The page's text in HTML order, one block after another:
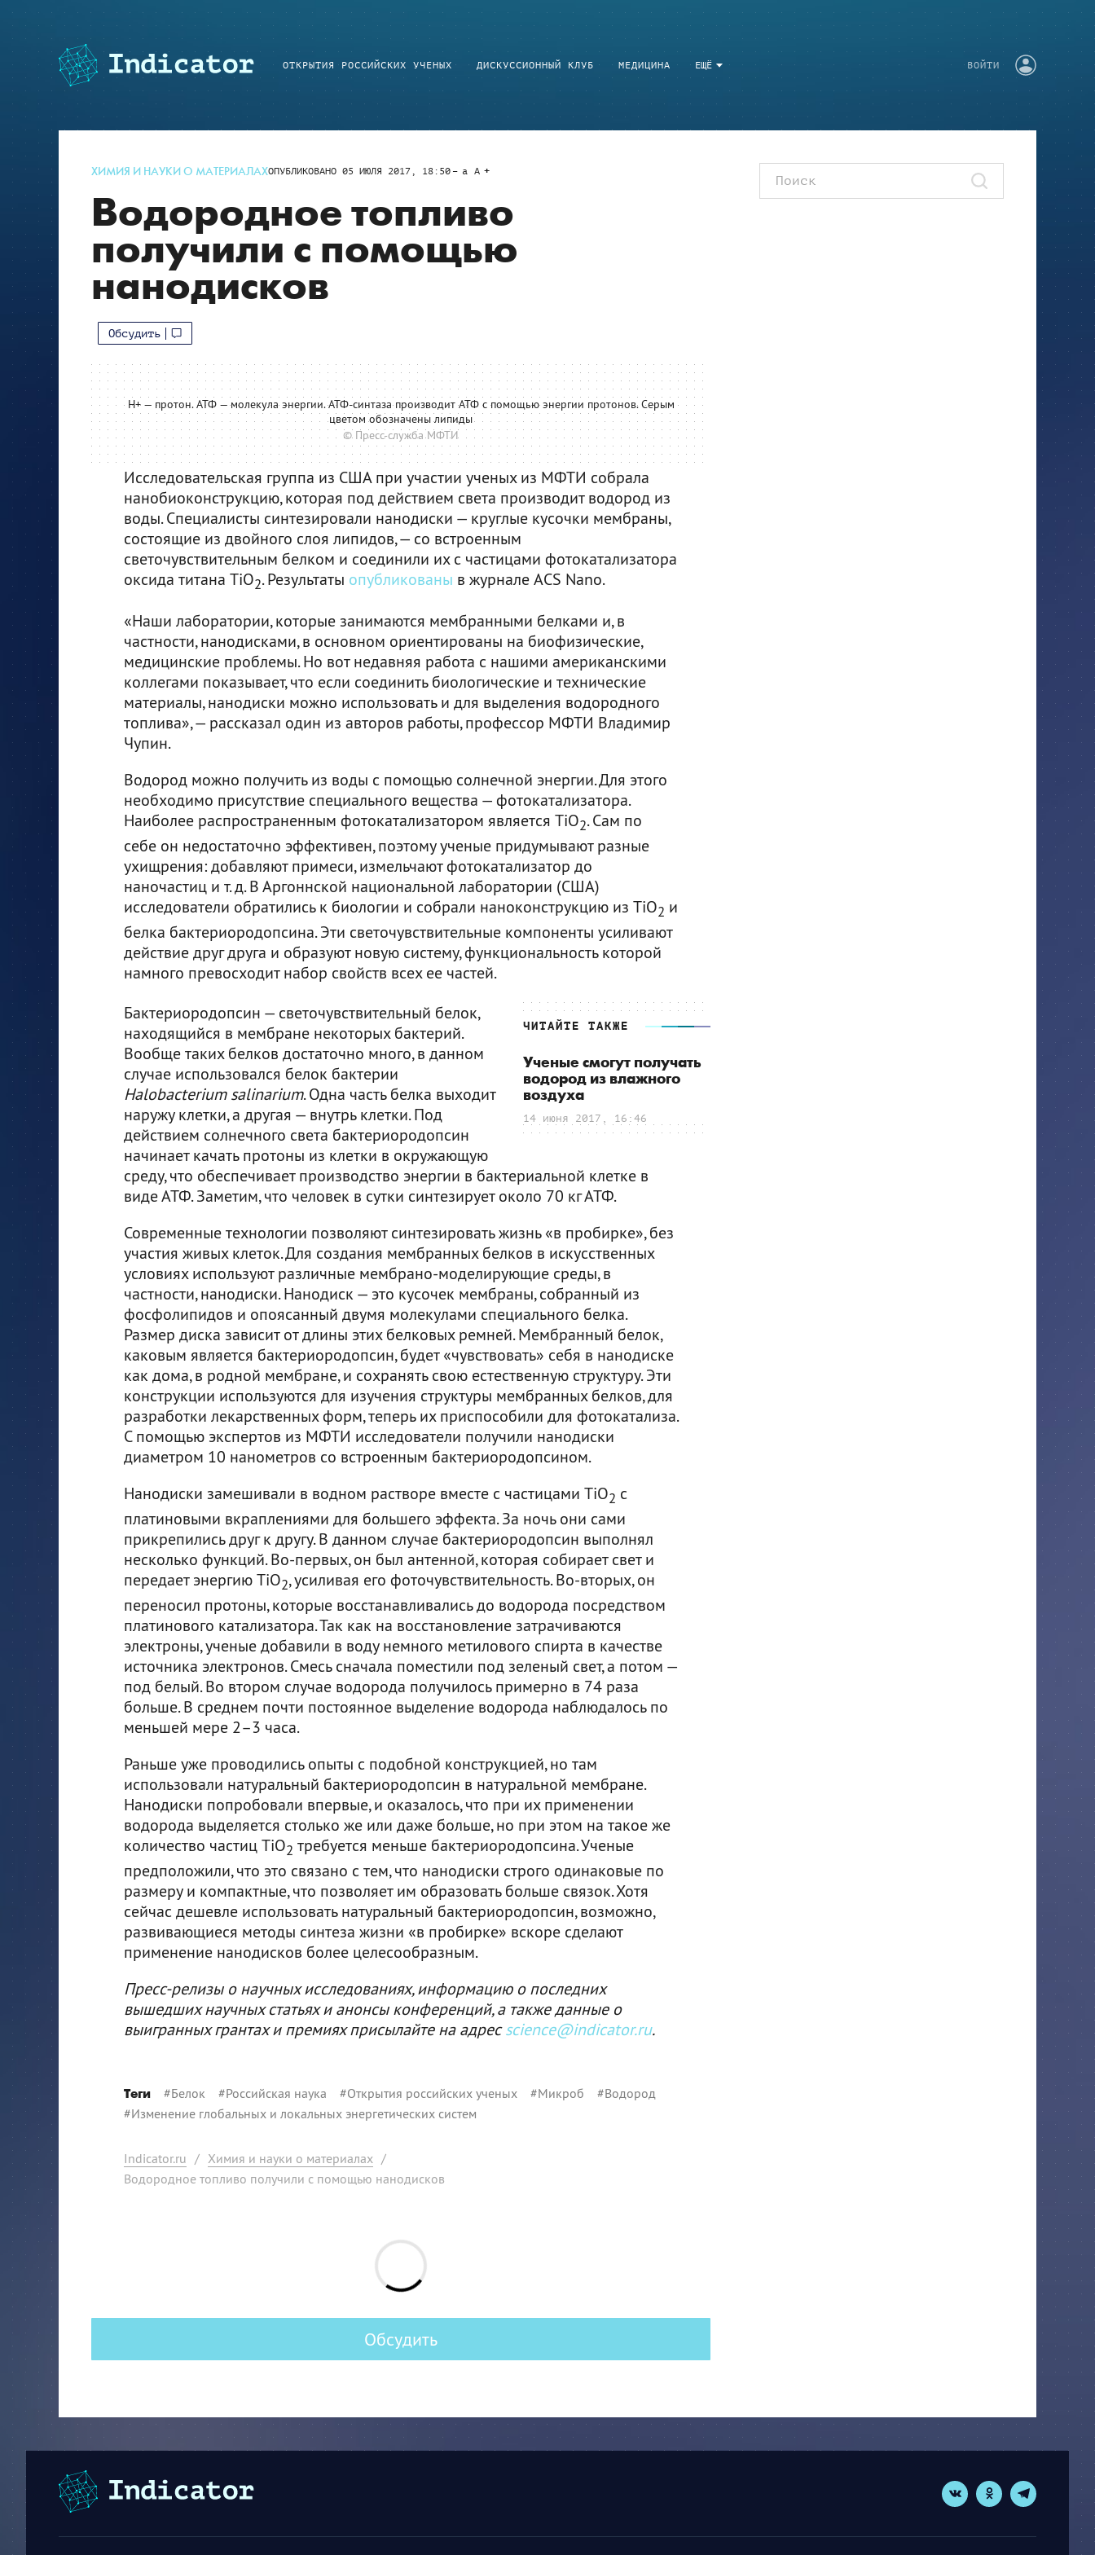
ЕЩЁ
ОТКРЫТИЯ РОССИЙСКИХ УЧЕНЫХ ДИСКУССИОННЫЙ КЛУБ МЕДИЦИНА ВОЙТИ
ХИМИЯ И НАУКИ О МАТЕРИАЛАХОПУБЛИКОВАНО 05 ИЮЛЯ 2017, 18:50 a A
Водородное топливо
получили с помощью
нанодисков
Обсудить
Н+ — протон. АТФ — молекула энергии. АТФ-синтаза производит АТФ с помощью энергии протонов. Серым
цветом обозначены липиды
© Пресс-служба МФТИ
Исследовательская группа из США при участии ученых из МФТИ собрала
нанобиоконструкцию, которая под действием света производит водород из
воды. Специалисты синтезировали нанодиски — круглые кусочки мембраны,
состоящие из двойного слоя липидов, — со встроенным
светочувствительным белком и соединили их с частицами фотокатализатора
оксида титана TiO2. Результаты опубликованы в журнале ACS Nano.
«Наши лаборатории, которые занимаются мембранными белками и, в
частности, нанодисками, в основном ориентированы на биофизические,
медицинские проблемы. Но вот недавняя работа с нашими американскими
коллегами показывает, что если соединить биологические и технические
материалы, нанодиски можно использовать и для выделения водородного
топлива», — рассказал один из авторов работы, профессор МФТИ Владимир
Чупин.
Водород можно получить из воды с помощью солнечной энергии. Для этого
необходимо присутствие специального вещества — фотокатализатора.
Наиболее распространенным фотокатализатором является TiO2. Сам по
себе он недостаточно эффективен, поэтому ученые придумывают разные
ухищрения: добавляют примеси, измельчают фотокатализатор до
наночастиц и т. д. В Аргоннской национальной лаборатории (США)
исследователи обратились к биологии и собрали наноконструкцию из TiO2 и
белка бактериородопсина. Эти светочувствительные компоненты усиливают
действие друг друга и образуют новую систему, функциональность которой
намного превосходит набор свойств всех ее частей.
ЧИТАЙТЕ ТАКЖЕ
Ученые смогут получать
водород из влажного
воздуха
14 июня 2017, 16:46
Бактериородопсин — светочувствительный белок,
находящийся в мембране некоторых бактерий.
Вообще таких белков достаточно много, в данном
случае использовался белок бактерии
Halobacterium salinarium. Одна часть белка выходит
наружу клетки, а другая — внутрь клетки. Под
действием солнечного света бактериородопсин
начинает качать протоны из клетки в окружающую
среду, что обеспечивает производство энергии в бактериальной клетке в
виде АТФ. Заметим, что человек в сутки синтезирует около 70 кг АТФ.
Современные технологии позволяют синтезировать жизнь «в пробирке», без
участия живых клеток. Для создания мембранных белков в искусственных
условиях используют различные мембрано-моделирующие среды, в
частности, нанодиски. Нанодиск — это кусочек мембраны, собранный из
фосфолипидов и опоясанный двумя молекулами специального белка.
Размер диска зависит от длины этих белковых ремней. Мембранный белок,
каковым является бактериородопсин, будет «чувствовать» себя в нанодиске
как дома, в родной мембране, и сохранять свою естественную структуру. Эти
конструкции используются для изучения структуры мембранных белков, для
разработки лекарственных форм, теперь их приспособили для фотокатализа.
С помощью экспертов из МФТИ исследователи получили нанодиски
диаметром 10 нанометров со встроенным бактериородопсином.
Нанодиски замешивали в водном растворе вместе с частицами TiO2 с
платиновыми вкраплениями для большего эффекта. За ночь они сами
прикрепились друг к другу. В данном случае бактериородопсин выполнял
несколько функций. Во-первых, он был антенной, которая собирает свет и
передает энергию TiO2, усиливая его фоточувствительность. Во-вторых, он
переносил протоны, которые восстанавливались до водорода посредством
платинового катализатора. Так как на восстановление затрачиваются
электроны, ученые добавили в воду немного метилового спирта в качестве
источника электронов. Смесь сначала поместили под зеленый свет, а потом —
под белый. Во втором случае водорода получилось примерно в 74 раза
больше. В среднем почти постоянное выделение водорода наблюдалось по
меньшей мере 2–3 часа.
Раньше уже проводились опыты с подобной конструкцией, но там
использовали натуральный бактериородопсин в натуральной мембране.
Нанодиски попробовали впервые, и оказалось, что при их применении
водорода выделяется столько же или даже больше, но при этом на такое же
количество частиц TiO2 требуется меньше бактериородопсина. Ученые
предположили, что это связано с тем, что нанодиски строго одинаковые по
размеру и компактные, что позволяет им образовать больше связок. Хотя
сейчас дешевле использовать натуральный бактериородопсин, возможно,
развивающиеся методы синтеза жизни «в пробирке» вскоре сделают
применение нанодисков более целесообразным.
Пресс-релизы о научных исследованиях, информацию о последних
вышедших научных статьях и анонсы конференций, а также данные о
выигранных грантах и премиях присылайте на адресscience@indicator.ru.
Теги #Белок #Российская наука #Открытия российских ученых #Микроб #Водород
#Изменение глобальных и локальных энергетических систем
Indicator.ru / Химия и науки о материалах /
Водородное топливо получили с помощью нанодисков
Обсудить